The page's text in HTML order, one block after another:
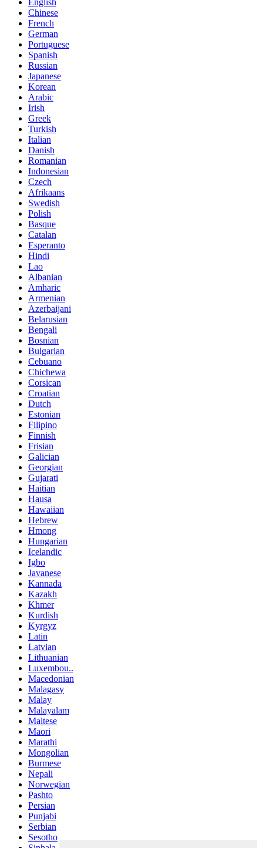
Chinese
French
German
Portuguese
Spanish
Russian
Japanese
Korean
Arabic
Irish
Greek
Turkish
Italian
Danish
Romanian
Indonesian
Czech
Afrikaans
Swedish
Polish
Basque
Catalan
Esperanto
Hindi
Lao
Albanian
Amharic
Armenian
Azerbaijani
Belarusian
Bengali
Bosnian
Bulgarian
Cebuano
Chichewa
Corsican
Croatian
Dutch
Estonian
Filipino
Finnish
Frisian
Galician
Georgian
Gujarati
Haitian
Hausa
Hawaiian
Hebrew
Hmong
Hungarian
Icelandic
Igbo
Javanese
Kannada
Kazakh
Khmer
Kurdish
Kyrgyz
Latin
Latvian
Lithuanian
Luxembou..
Macedonian
Malagasy
Malay
Malayalam
Maltese
Maori
Marathi
Mongolian
Burmese
Nepali
Norwegian
Pashto
Persian
Punjabi
Serbian
Sesotho